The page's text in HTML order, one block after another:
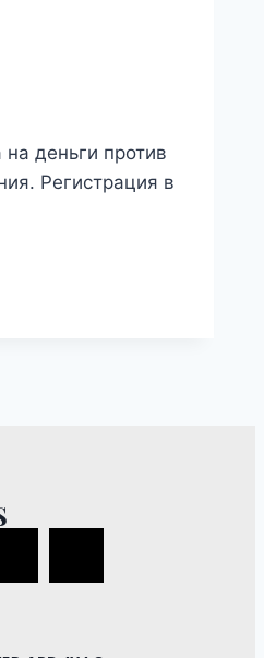
деньги против
Регистрация в